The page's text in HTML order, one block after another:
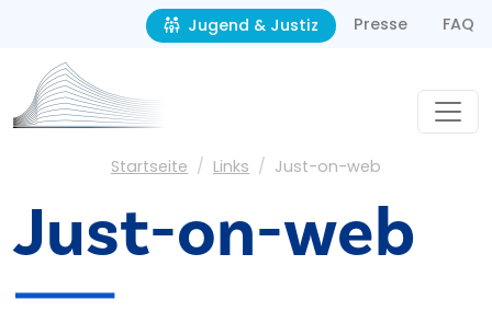
Second navigation
Jugend & Justiz Presse FAQ
Pfadnavigation
Startseite Links Just-on-web
Just-on-web